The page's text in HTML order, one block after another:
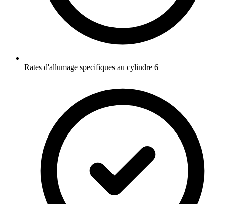
Rates d'allumage specifiques au cylindre 6